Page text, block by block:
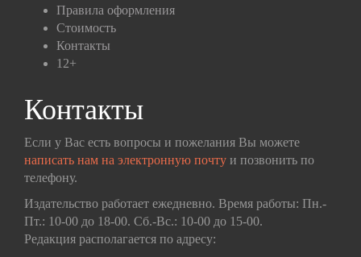
Правила оформления
Стоимость
Контакты
12+
Контакты
Если у Вас есть вопросы и пожелания Вы можете
написать нам на электронную почту и позвонить по
телефону.
Издательство работает ежедневно. Время работы: Пн.-
Пт.: 10-00 до 18-00. Сб.-Вс.: 10-00 до 15-00.
Редакция располагается по адресу: